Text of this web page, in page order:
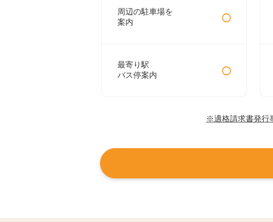
周辺の駐車場を
案内
○
最寄り駅
バス停案内
○
※適格請求書発行